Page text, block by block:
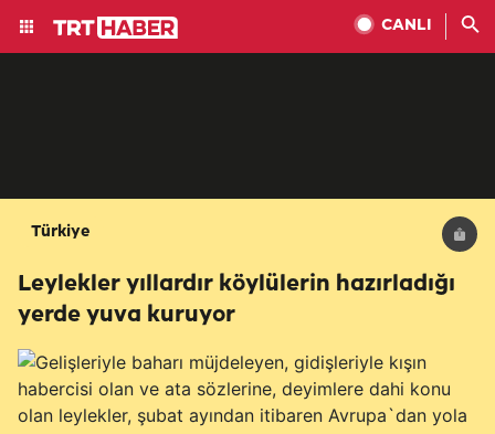
CANLI
Türkiye
Leylekler yıllardır köylülerin hazırladığı
yerde yuva kuruyor